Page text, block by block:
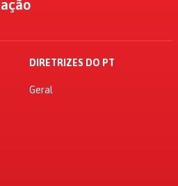
DIRETRIZES DO PT
Geral